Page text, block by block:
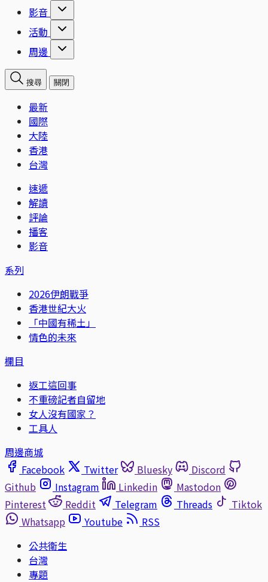
影音
活動
周邊
搜尋 關閉
最新
國際
大陸
香港
台灣
速遞
解讀
評論
播客
影音
系列
2026伊朗戰爭
香港世紀大火
「中國有稀土」
情色的未來
欄目
返工這回事
不重磅記者自留地
女人沒有國家？
工具人
周邊商城
Facebook
Twitter Bluesky
Discord
Github
Instagram Linkedin
Mastodon
Pinterest
Reddit Telegram Threads
Tiktok
Whatsapp
Youtube
RSS
公共衛生
台灣
專題